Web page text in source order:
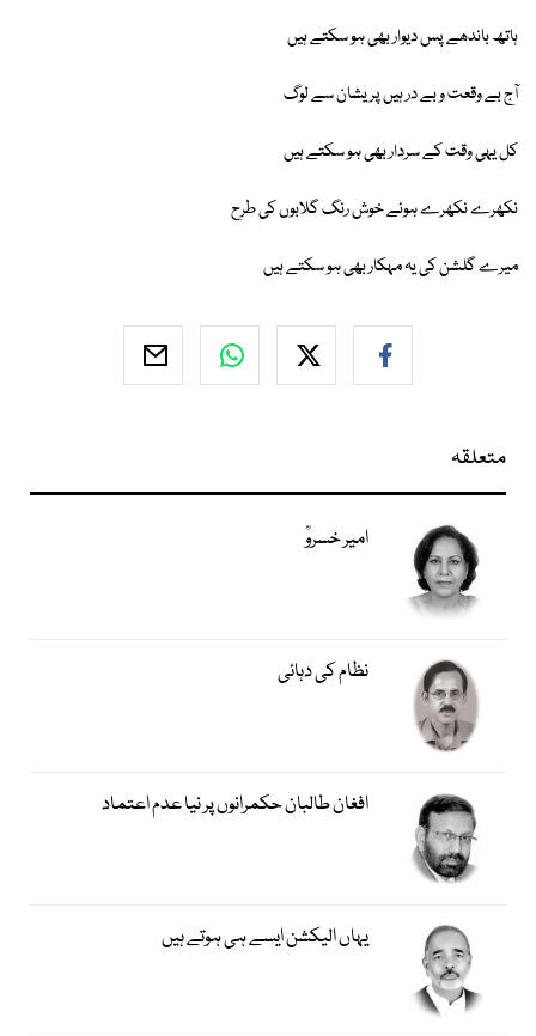
ہاتھ باندھے پس دیوار بھی ہو سکتے ہیں
آج بے وقعت و بے در ہیں پریشان سے لوگ
کل یہی وقت کے سردار بھی ہو سکتے ہیں
نکھرے نکھرے ہوئے خوش رنگ گلابوں کی طرح
میرے گلشن کی یہ مہکار بھی ہو سکتے ہیں
متعلقہ
امیر خسروؒ
نظام کی دہائی
افغان طالبان حکمرانوں پر نیا عدم اعتماد
یہاں الیکشن ایسے ہی ہوتے ہیں